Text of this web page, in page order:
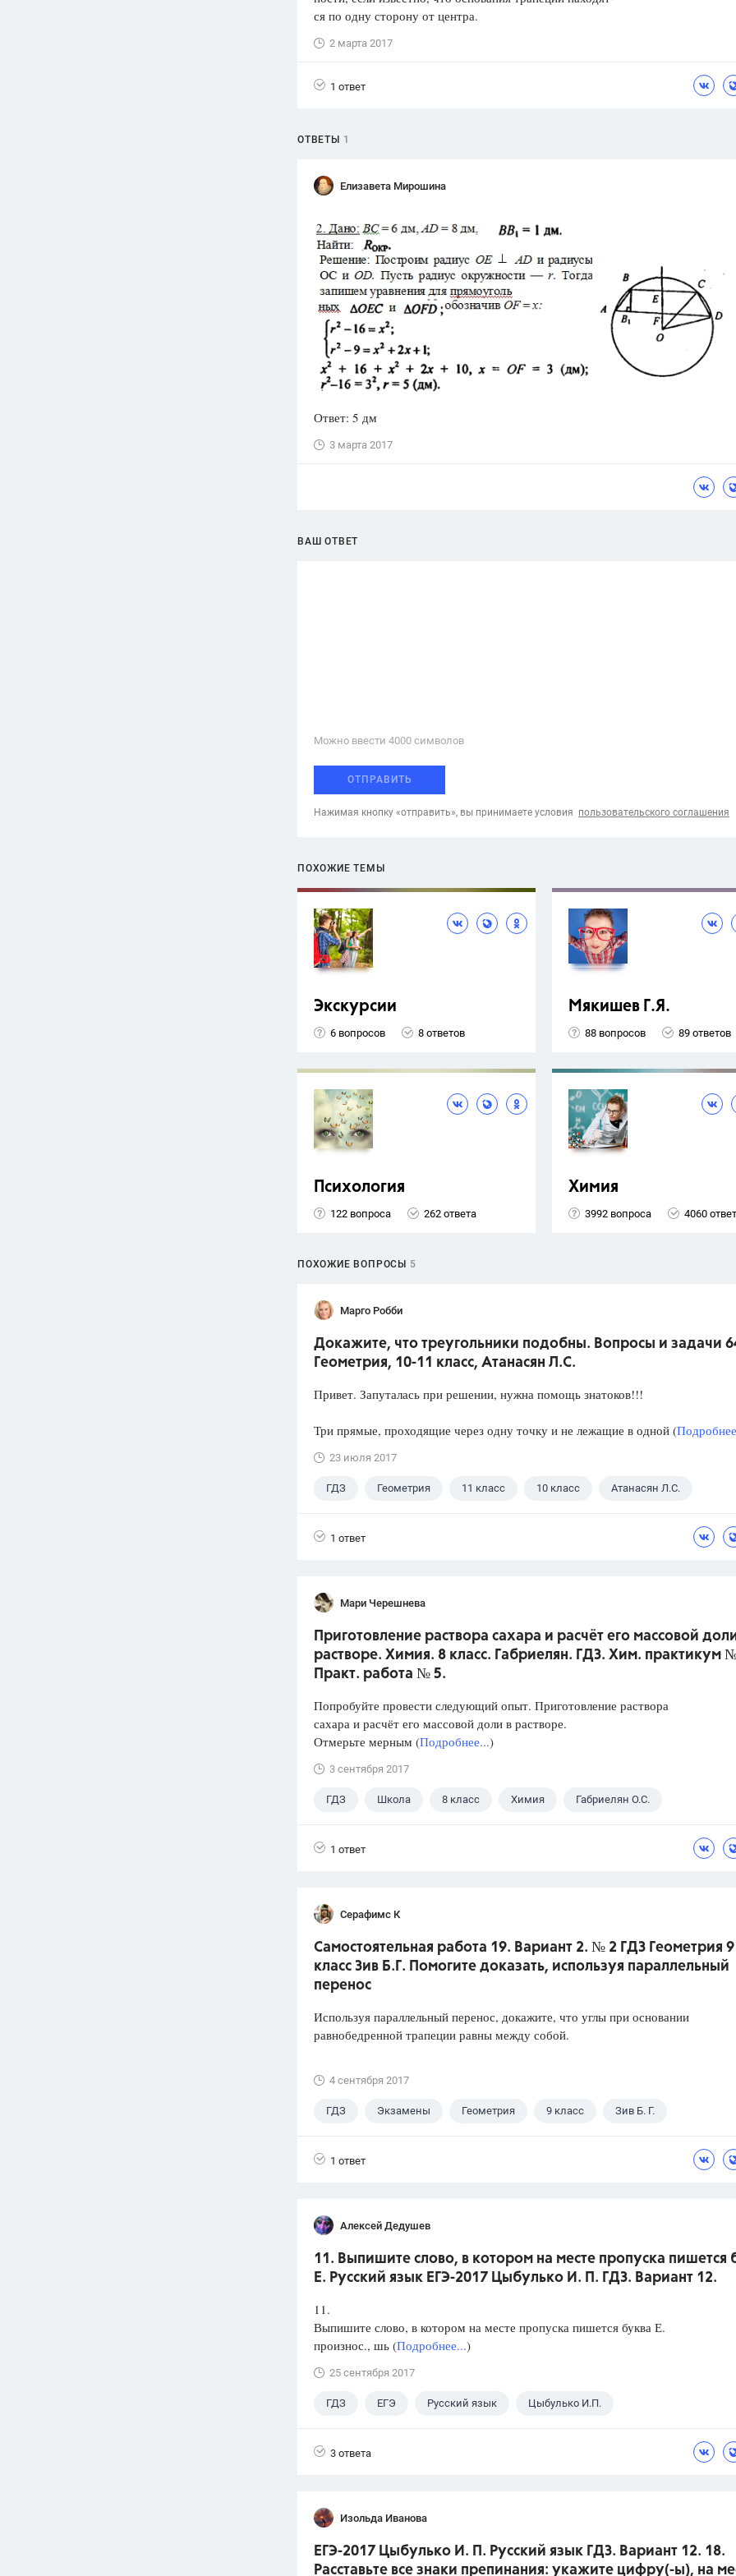
1752 ответа
ответа
1551 ответ
ответов
Красота,
ся по одну сторону от центра.
2 марта 2017
1 ответ
ОТВЕТЫ 1
Елизавета Мирошина
Ответ: 5 дм
3 марта 2017
ВАШ ОТВЕТ
Можно ввести 4000 cимволов
ОТПРАВИТЬ
Нажимая кнопку «отправить», вы принимаете условия пользовательского соглашения
ПОХОЖИЕ ТЕМЫ
Экскурсии
6 вопросов 8 ответов
Мякишев Г.Я.
88 вопросов 89 ответов
Психология
122 вопроса 262 ответа
Химия
3992 вопроса 4060
ПОХОЖИЕ ВОПРОСЫ 5
Марго Робби
Докажите, что треугольники подобны. Вопросы и задачи
Геометрия, 10-11 класс, Атанасян Л.С.
Привет. Запуталась при решении, нужна помощь знатоков!!!
Три прямые, проходящие через одну точку и не лежащие в одной (
23 июля 2017
ГДЗ Геометрия 11 класс 10 класс Атанасян Л.С.
1 ответ
Мари Черешнева
Приготовление раствора сахара и расчёт его массовой
растворе. Химия. 8 класс. Габриелян. ГДЗ. Хим. практикум
Практ. работа № 5.
Попробуйте провести следующий опыт. Приготовление раствора
сахара и расчёт его массовой доли в растворе.
Отмерьте мерным (Подробнее...)
3 сентября 2017
ГДЗ Школа 8 класс Химия Габриелян О.С.
1 ответ
Серафимс К
Самостоятельная работа 19. Вариант 2. № 2 ГДЗ Геометрия 9
класс Зив Б.Г. Помогите доказать, используя параллельный
перенос
Используя параллельный перенос, докажите, что углы при основании
равнобедренной трапеции равны между собой.
4 сентября 2017
ГДЗ Экзамены Геометрия 9 класс Зив Б. Г.
1 ответ
Алексей Дедушев
11. Выпишите слово, в котором на месте пропуска пишется
Е. Русский язык ЕГЭ-2017 Цыбулько И. П. ГДЗ. Вариант 12.
11.
Выпишите слово, в котором на месте пропуска пишется буква Е.
произнос., шь (Подробнее...)
25 сентября 2017
ГДЗ ЕГЭ Русский язык Цыбулько И.П.
3 ответа
Изольда Иванова
ЕГЭ-2017 Цыбулько И. П. Русский язык ГДЗ. Вариант 12. 18.
Расставьте все знаки препинания: укажите цифру(-ы), на